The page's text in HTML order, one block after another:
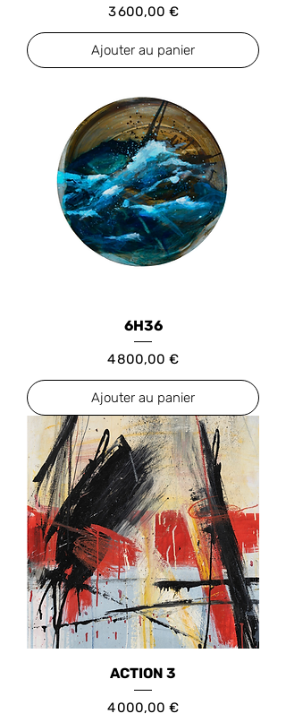
Prix
3 600,00 €
Ajouter au panier
6H36
Prix
4 800,00 €
Ajouter au panier
ACTION 3
Prix
4 000,00 €